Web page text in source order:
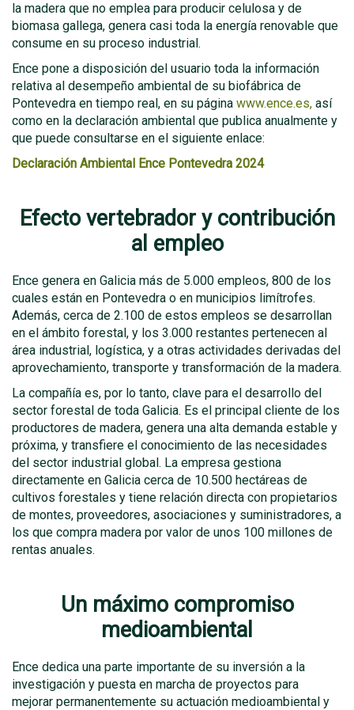
la madera que no emplea para producir celulosa y de
biomasa gallega, genera casi toda la energía renovable que
consume en su proceso industrial.
Ence pone a disposición del usuario toda la información
relativa al desempeño ambiental de su biofábrica de
Pontevedra en tiempo real, en su página www.ence.es, así
como en la declaración ambiental que publica anualmente y
que puede consultarse en el siguiente enlace:
Declaración Ambiental Ence Pontevedra 2024
Efecto vertebrador y contribución
al empleo
Ence genera en Galicia más de 5.000 empleos, 800 de los
cuales están en Pontevedra o en municipios limítrofes.
Además, cerca de 2.100 de estos empleos se desarrollan
en el ámbito forestal, y los 3.000 restantes pertenecen al
área industrial, logística, y a otras actividades derivadas del
aprovechamiento, transporte y transformación de la madera.
La compañía es, por lo tanto, clave para el desarrollo del
sector forestal de toda Galicia. Es el principal cliente de los
productores de madera, genera una alta demanda estable y
próxima, y transfiere el conocimiento de las necesidades
del sector industrial global. La empresa gestiona
directamente en Galicia cerca de 10.500 hectáreas de
cultivos forestales y tiene relación directa con propietarios
de montes, proveedores, asociaciones y suministradores, a
los que compra madera por valor de unos 100 millones de
rentas anuales.
Un máximo compromiso
medioambiental
Ence dedica una parte importante de su inversión a la
investigación y puesta en marcha de proyectos para
mejorar permanentemente su actuación medioambiental y